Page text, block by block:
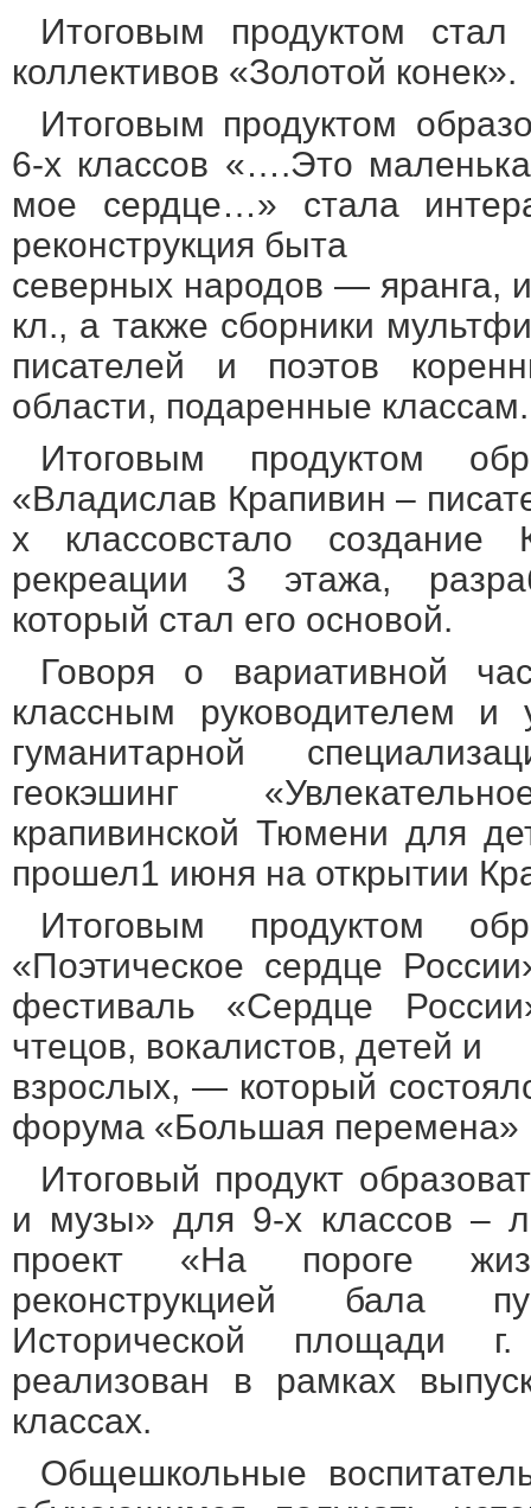
Итоговым продуктом стал
коллективов «Золотой конек».
Итоговым продуктом
6-х классов «….Это
мое сердце…» стала
реконструкция быта
северных народов — яранга,
кл., а также сборники
писателей и поэтов
области, подаренные классам.
Итоговым продуктом
«Владислав Крапивин –
х классовстало создание
рекреации 3 этажа,
который стал его основой.
Говоря о вариативной
классным руководителем и
гуманитарной
геокэшинг
крапивинской Тюмени для
прошел1 июня на открытии
Итоговым продуктом
«Поэтическое сердце
фестиваль «Сердце
чтецов, вокалистов, детей и
взрослых, — который
форума «Большая перемена»
Итоговый продукт
и музы» для 9-х классов –
проект «На пороге
реконструкцией бала
Исторической площади
реализован в рамках
классах.
Общешкольные